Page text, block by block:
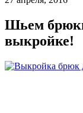
Шьем
выкройке!